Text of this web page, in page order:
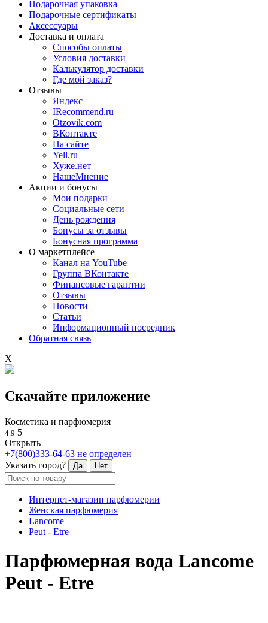
Подарочная упаковка
Подарочные сертификаты
Аксессуары
Доставка и оплата
Способы оплаты
Условия доставки
Калькулятор доставки
Где мой заказ?
Отзывы
Яндекс
IRecommend.ru
Otzovik.com
ВКонтакте
На сайте
Yell.ru
Хуже.нет
НашеМнение
Акции и бонусы
Мои подарки
Социальные сети
День рождения
Бонусы за отзывы
Бонусная программа
О маркетплейсе
Канал на YouTube
Группа ВКонтакте
Финансовые гарантии
Отзывы
Новости
Статьи
Информационный посредник
Обратная связь
X
Скачайте приложение
Косметика и парфюмерия
4.9 5
Открыть
+7(800)333-64-63 не определен
Указать город?
Да Нет
Интернет-магазин парфюмерии
Женская парфюмерия
Lancome
Peut - Etre
Парфюмерная вода Lancome
Peut - Etre